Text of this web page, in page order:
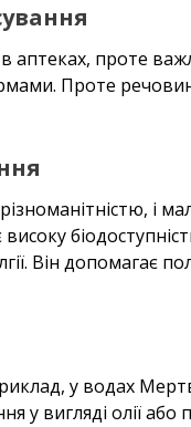
аптеках, проте
Проте
і
Він допомагає
у водах
у вигляді олії